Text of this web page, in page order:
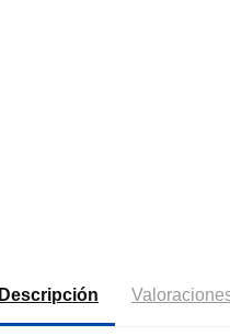
Descripción